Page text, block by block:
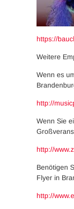
https://
Weitere
Wenn es
http://
Wenn Sie
http://
Benötigen
Flyer in
http://